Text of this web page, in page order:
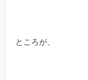
ところが、